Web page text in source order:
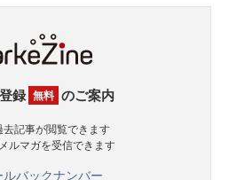
録 無料 のご案内
去記事が閲覧できます
ルマガを受信できます
ルバックナンバー